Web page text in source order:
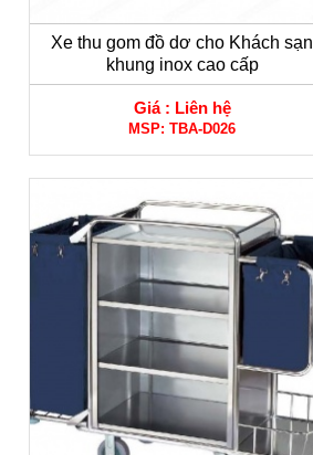
Xe thu gom đồ dơ cho Khách sạn
khung inox cao cấp
Giá : Liên hệ
MSP:TBA-D026